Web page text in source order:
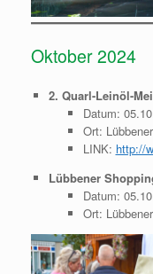
Oktober 2024
2. Quarl-Leinöl-
Datum:
Ort:
LINK: http://
Lübbener
Datum:
Ort: